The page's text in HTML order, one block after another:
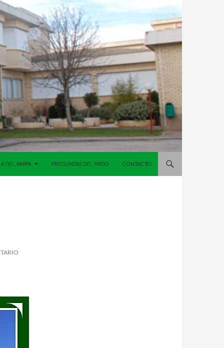
DEL AMPA PREGUNTAS DEL PATIO CONTACTO